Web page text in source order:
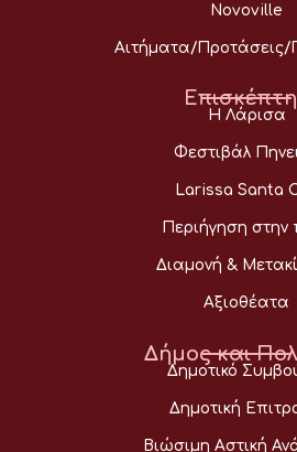
Novoville
Αιτήματα/
Η Λάρισα
Φεστιβάλ
Larissa Santa
Περιήγηση στην
Διαμονή &
Αξιοθέατα
Δήμος και
Δημοτικό
Δημοτική
Βιώσιμη Αστική